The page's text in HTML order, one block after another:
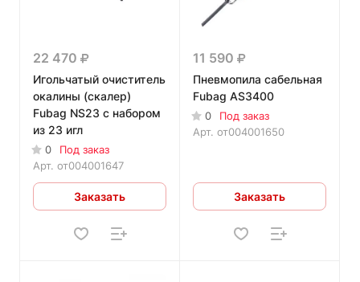
22 470
Игольчатый очиститель
окалины (скалер)
Fubag NS23 с набором
из 23 игл
0
Под заказ
Арт. от004001647
Заказать
11 590
Пневмопила сабельная
Fubag AS3400
0
Под заказ
Арт. от004001650
Заказать